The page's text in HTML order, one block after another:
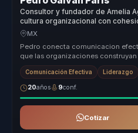
Consultor y fundador de Amelia
cultura organizacional con
MX
Pedro conecta comunicacion
que las organizaciones
mejor alineaci...
Comunicación Efectiva Liderazgo
20años 9conf.
Cotizar